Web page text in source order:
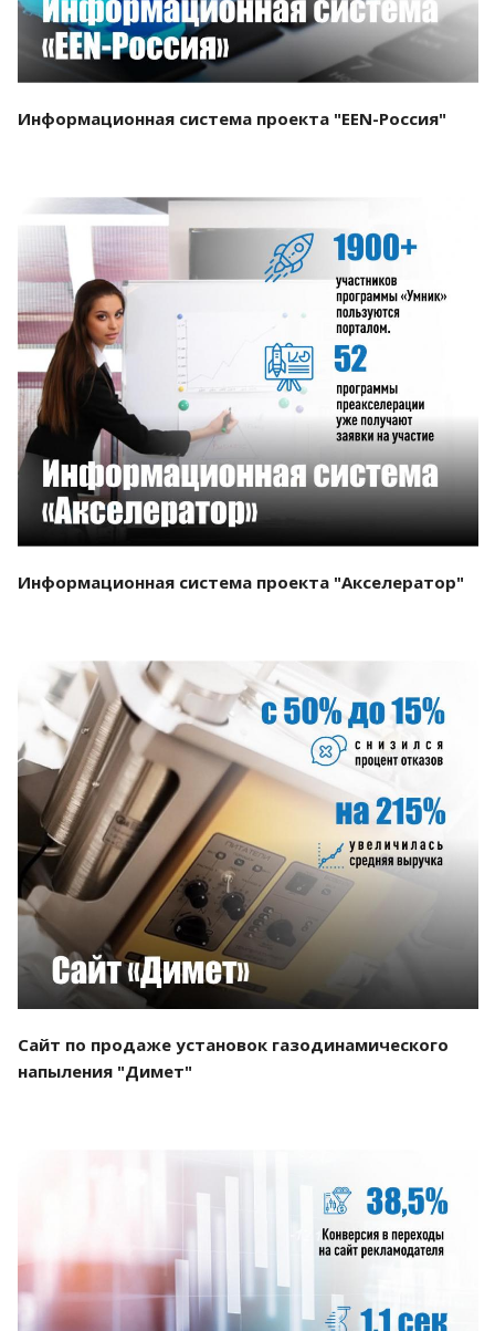
Информационная система проекта "EEN-Россия"
Смотреть проект
Информационная система проекта "Акселератор"
Смотреть проект
Сайт по продаже установок газодинамического
напыления "Димет"